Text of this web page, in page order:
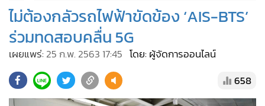
• ผู้จัดการรายวัน
• คอลัมนิสต์
• ละคร
• Cyber BIZ
• ผู้จัดกวน
ไม่ต้องกลัวรถไฟฟ้าขัดข้อง ‘AIS-BTS’
ร่วมทดสอบคลื่น 5G
เผยแพร่: 25 ก.พ. 2563 17:45 โดย: ผู้จัดการออนไลน์
658